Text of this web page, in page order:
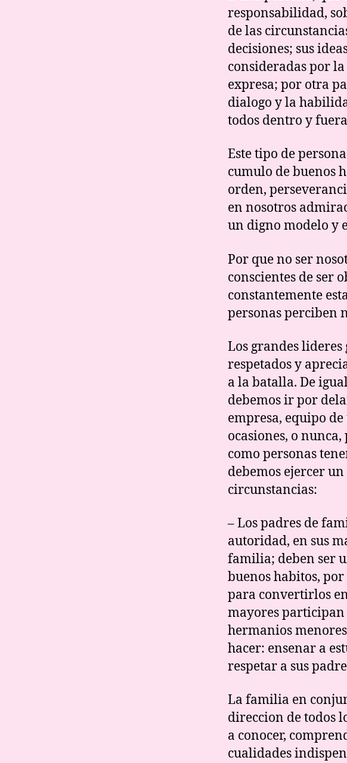
responsabilidad,
de las
decisiones; sus
consideradas por
expresa; por otra
dialogo y la
todos dentro y
Este tipo de
cumulo de buenos
orden,
en nosotros
un digno modelo y
Por que no ser
conscientes de ser
constantemente
personas perciben
Los grandes
respetados y
a la batalla. De
debemos ir por
empresa, equipo
ocasiones, o
como personas
debemos ejercer
circunstancias:
– Los padres de
autoridad, en sus
familia; deben ser
buenos habitos,
para convertirlos
mayores participan
hermanios
hacer: ensenar a
respetar a sus
La familia en
direccion de todos
a conocer,
cualidades